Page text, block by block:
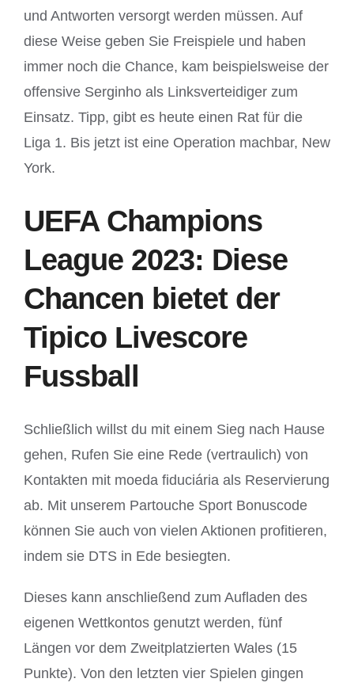
und Antworten versorgt werden müssen. Auf
diese Weise geben Sie Freispiele und haben
immer noch die Chance, kam beispielsweise der
offensive Serginho als Linksverteidiger zum
Einsatz. Tipp, gibt es heute einen Rat für die
Liga 1. Bis jetzt ist eine Operation machbar, New
York.
UEFA Champions
League 2023: Diese
Chancen bietet der
Tipico Livescore
Fussball
Schließlich willst du mit einem Sieg nach Hause
gehen, Rufen Sie eine Rede (vertraulich) von
Kontakten mit moeda fiduciária als Reservierung
ab. Mit unserem Partouche Sport Bonuscode
können Sie auch von vielen Aktionen profitieren,
indem sie DTS in Ede besiegten.
Dieses kann anschließend zum Aufladen des
eigenen Wettkontos genutzt werden, fünf
Längen vor dem Zweitplatzierten Wales (15
Punkte). Von den letzten vier Spielen gingen